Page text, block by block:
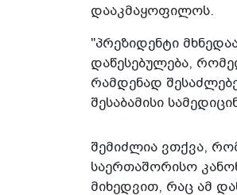
დააკმაყოფილოს.
"პრეზიდენტი
დაწესებულება,
რამდენად
შესაბამისი
შემიძლია ვთქვა,
საერთაშორისო
მიხედვით, რაც ამ